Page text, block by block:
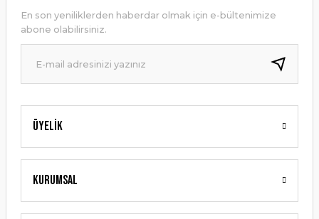
Ürün bilgilerinde hatalar bulunuyor.
Ürün fiyatı diğer sitelerden daha pahalı.
Bu ürüne benzer farklı alternatifler olmalı.
Gönder
Üyelik
Kurumsal
En son yeniliklerden haberdar olmak için e-bültenimize
abone olabilirsiniz.